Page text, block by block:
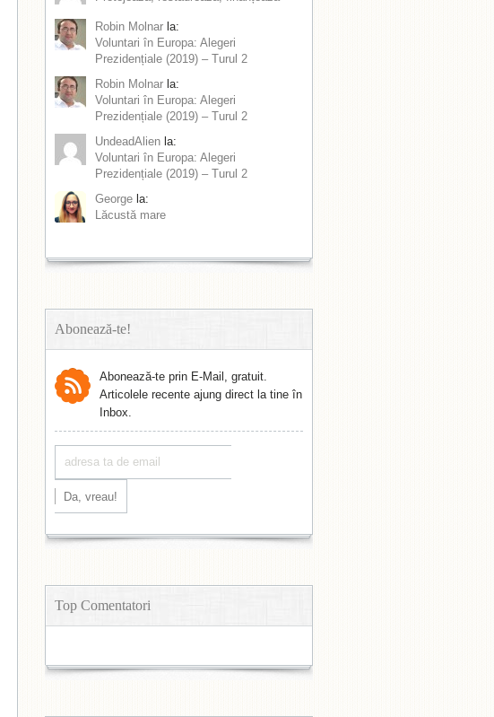
Robin Molnar la:
Voluntari în Europa: Alegeri
Prezidențiale (2019) – Turul 2
Robin Molnar la:
Voluntari în Europa: Alegeri
Prezidențiale (2019) – Turul 2
UndeadAlien la:
Voluntari în Europa: Alegeri
Prezidențiale (2019) – Turul 2
George la:
Lăcustă mare
Abonează-te!
Abonează-te prin E-Mail, gratuit.
Articolele recente ajung direct la tine în
Inbox.
Top Comentatori